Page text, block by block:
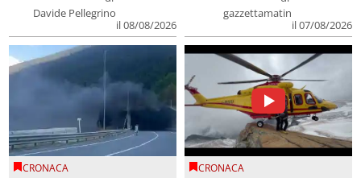
Davide Pellegrino
il 08/08/2026
gazzettamatin
il 07/08/2026
CRONACA CRONACA